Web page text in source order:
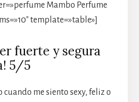
Mambo Perfume
template=»table»]
fuerte y segura
5/5
cuando me siento sexy, feliz o